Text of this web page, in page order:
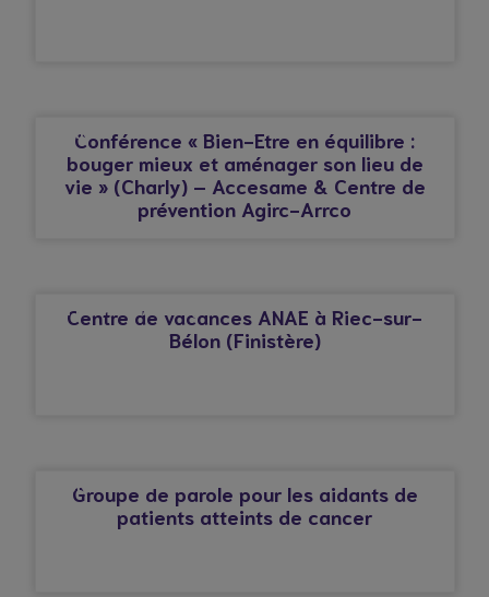
CHARLYConférence « Bien-Etre en équilibre :
bouger mieux et aménager son lieu de
vie » (Charly) – Accesame & Centre de
prévention Agirc-Arrco
AFFECTION CARDIAQUE
Centre de vacances ANAE à Riec-sur-
Bélon (Finistère)
ALBIGNY-SUR-SAÔNE
Groupe de parole pour les aidants de
patients atteints de cancer